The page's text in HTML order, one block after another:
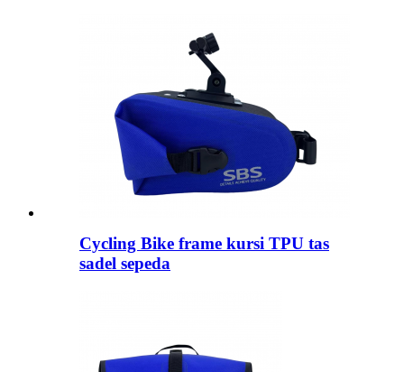
Cycling Bike frame kursi TPU tas
sadel sepeda